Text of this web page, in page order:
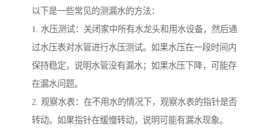
以下是一些常见的测漏水的方法：
1. 水压测试：关闭家中所有水龙头和用水设备，然后通
过水压表对水管进行水压测试。如果水压在一段时间内
保持稳定，说明水管没有漏水；如果水压下降，可能存
在漏水问题。
2. 观察水表：在不用水的情况下，观察水表的指针是否
转动。如果指针在缓慢转动，说明可能有漏水现象。